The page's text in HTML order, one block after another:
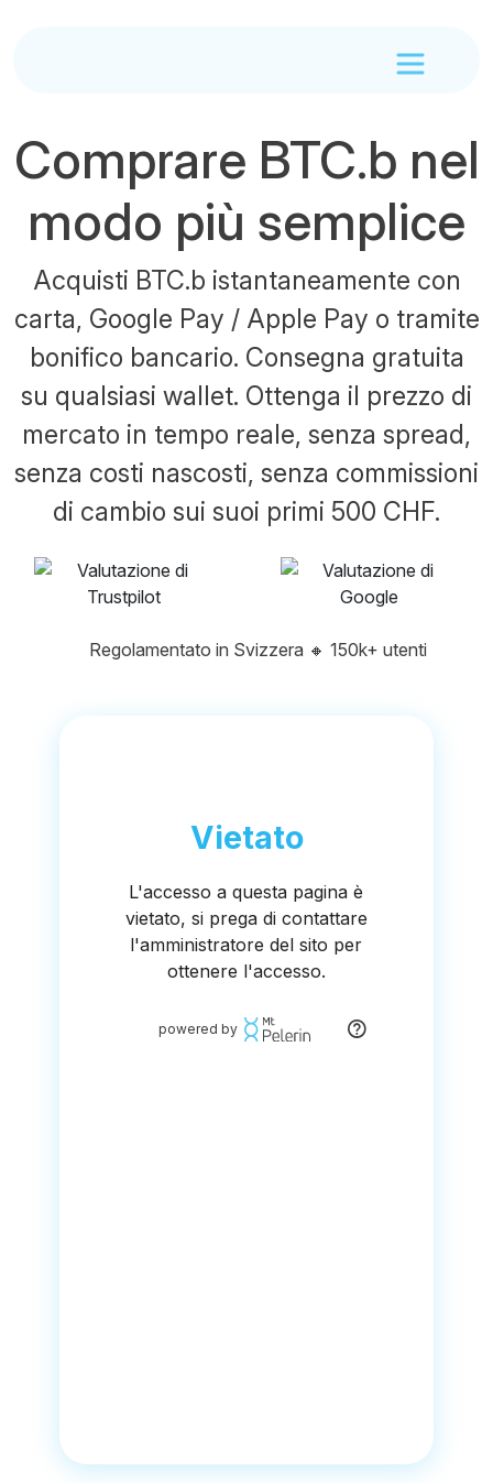
Comprare BTC.b nel
modo più semplice
Acquisti BTC.b istantaneamente con
carta, Google Pay / Apple Pay o tramite
bonifico bancario. Consegna gratuita
su qualsiasi wallet. Ottenga il prezzo di
mercato in tempo reale, senza spread,
senza costi nascosti, senza commissioni
di cambio sui suoi primi 500 CHF.
Regolamentato in Svizzera 🔸 150k+ utenti